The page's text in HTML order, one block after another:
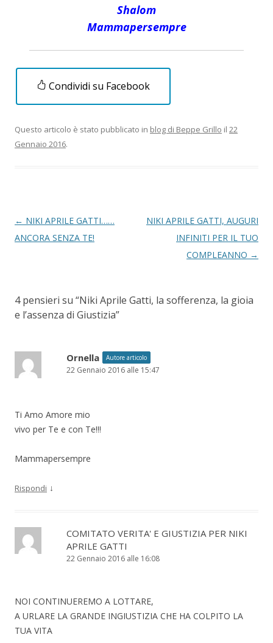
Shalom
Mammapersempre
Condividi su Facebook
Questo articolo è stato pubblicato in blog di Beppe Grillo il 22
Gennaio 2016.
Navigazione
articolo
← NIKI APRILE GATTI……
ANCORA SENZA TE!
NIKI APRILE GATTI, AUGURI
INFINITI PER IL TUO
COMPLEANNO →
4 pensieri su “Niki Aprile Gatti, la sofferenza, la gioia
e l’assenza di Giustizia”
Ornella Autore articolo
22 Gennaio 2016 alle 15:47
Ti Amo Amore mio
vivo per Te e con Te!!!
Mammapersempre
Rispondi ↓
COMITATO VERITA' E GIUSTIZIA PER NIKI
APRILE GATTI
22 Gennaio 2016 alle 16:08
NOI CONTINUEREMO A LOTTARE,
A URLARE LA GRANDE INGIUSTIZIA CHE HA COLPITO LA
TUA VITA